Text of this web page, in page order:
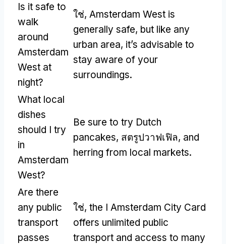
Is it safe to
walk
around
Amsterdam
West at
night?
ใช่, Amsterdam West is
generally safe, but like any
urban area, it’s advisable to
stay aware of your
surroundings.
What local
dishes
should I try
in
Amsterdam
West?
Be sure to try Dutch
pancakes, สตรูปวาฟเฟิล, and
herring from local markets.
Are there
any public
transport
passes
ใช่, the I Amsterdam City Card
offers unlimited public
transport and access to many